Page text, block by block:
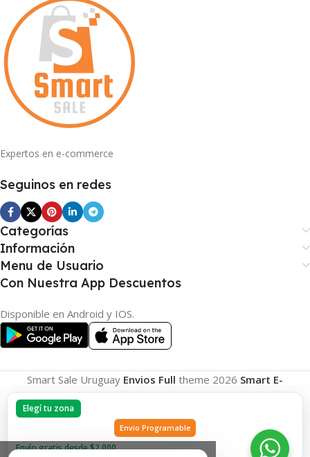
Elegí tu zona
Envio Programable
Envío gratis desde $2.000
Expertos en e-commerce
Seguinos en redes
Categorías
Información
Menu de Usuario
Con Nuestra App Descuentos
Disponible en Android y IOS.
Smart Sale Uruguay Envios Full theme 2026 Smart E-
Commerce.